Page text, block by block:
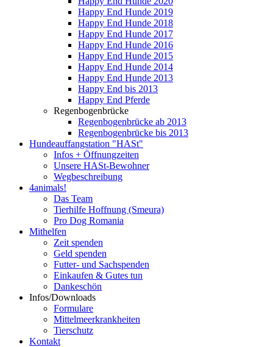
Happy End Hunde 2019
Happy End Hunde 2018
Happy End Hunde 2017
Happy End Hunde 2016
Happy End Hunde 2015
Happy End Hunde 2014
Happy End Hunde 2013
Happy End bis 2013
Happy End Pferde
Regenbogenbrücke
Regenbogenbrücke ab 2013
Regenbogenbrücke bis 2013
Hundeauffangstation "HASt"
Infos + Öffnungzeiten
Unsere HASt-Bewohner
Wegbeschreibung
4animals!
Das Team
Tierhilfe Hoffnung (Smeura)
Pro Dog Romania
Mithelfen
Zeit spenden
Geld spenden
Futter- und Sachspenden
Einkaufen & Gutes tun
Dankeschön
Infos/Downloads
Formulare
Mittelmeerkrankheiten
Tierschutz
Kontakt